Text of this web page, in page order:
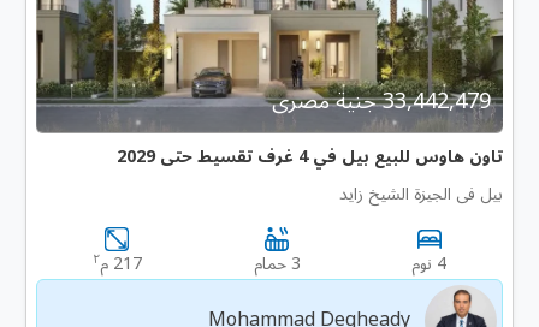
33,442,479 جنية مصرى
تاون هاوس للبيع بيل في 4 غرف تقسيط حتى 2029
بيل فى الجيزة الشيخ زايد
4 نوم 3 حمام 217 م ٢
Mohammad Degheady